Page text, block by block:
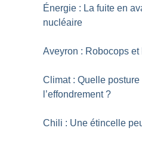
Énergie : La fuite en
nucléaire
Aveyron : Robocops
Climat : Quelle
l’effondrement ?
Chili : Une étincelle